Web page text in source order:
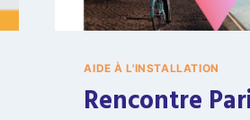
M
B
E
M
AIDE À L'INSTALLATION
Rencontre